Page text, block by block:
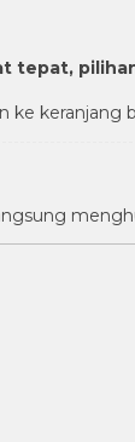
tepat,
ke keranjang